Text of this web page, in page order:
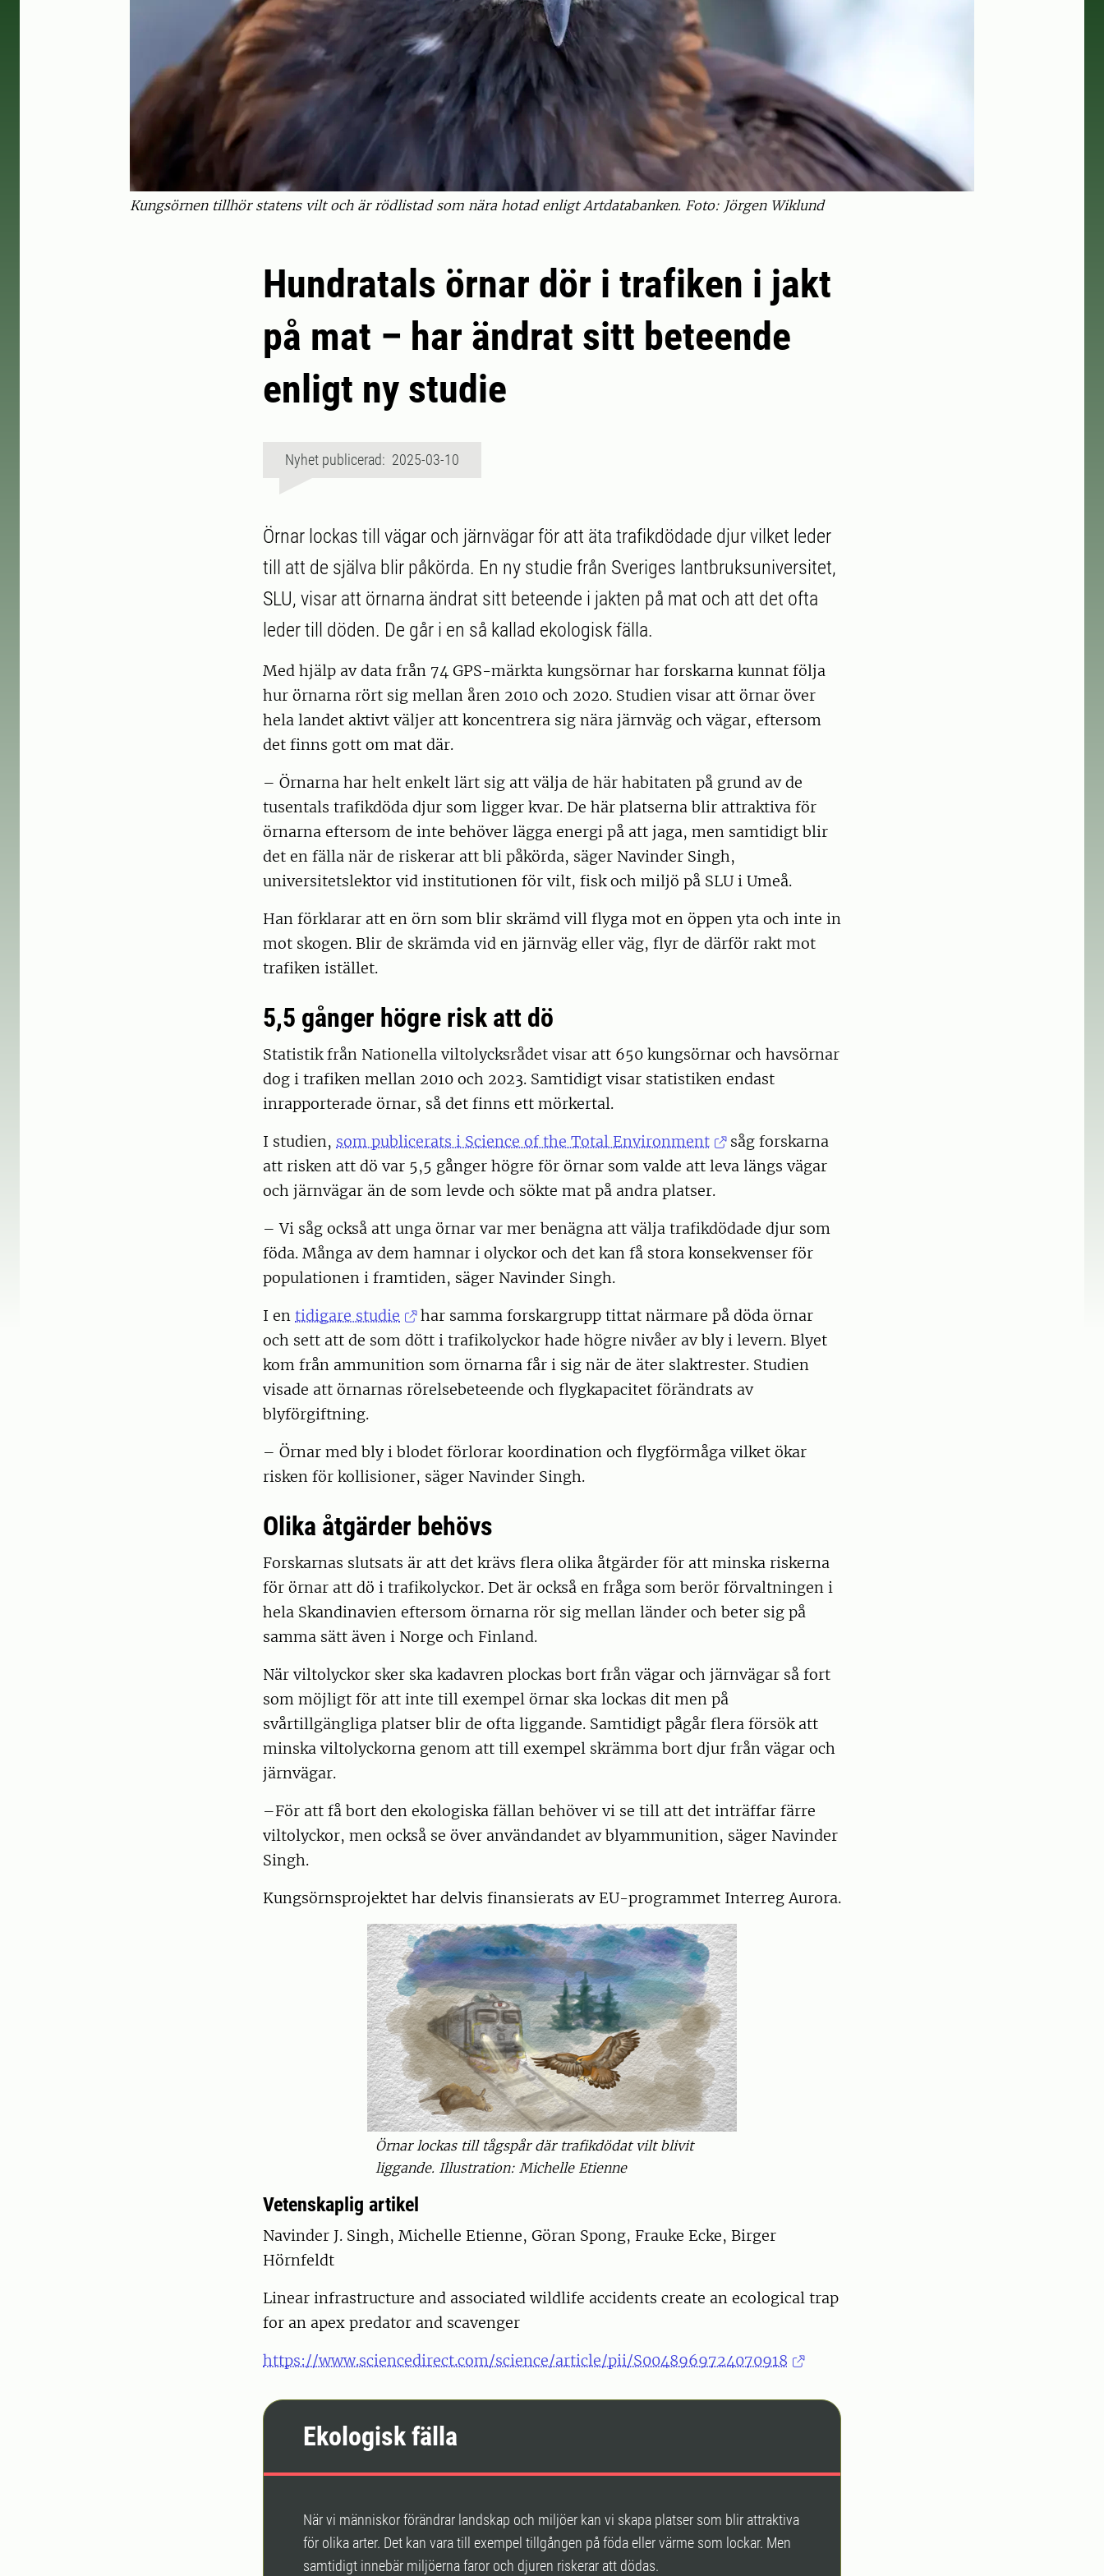
Kungsörnen tillhör statens vilt och är rödlistad som nära hotad enligt Artdatabanken. Foto: Jörgen Wiklund
Hundratals örnar dör i trafiken i jakt
på mat – har ändrat sitt beteende
enligt ny studie
Nyhet publicerad: 2025-03-10
Örnar lockas till vägar och järnvägar för att äta trafikdödade djur vilket leder
till att de själva blir påkörda. En ny studie från Sveriges lantbruksuniversitet,
SLU, visar att örnarna ändrat sitt beteende i jakten på mat och att det ofta
leder till döden. De går i en så kallad ekologisk fälla.
Med hjälp av data från 74 GPS-märkta kungsörnar har forskarna kunnat följa
hur örnarna rört sig mellan åren 2010 och 2020. Studien visar att örnar över
hela landet aktivt väljer att koncentrera sig nära järnväg och vägar, eftersom
det finns gott om mat där.
– Örnarna har helt enkelt lärt sig att välja de här habitaten på grund av de
tusentals trafikdöda djur som ligger kvar. De här platserna blir attraktiva för
örnarna eftersom de inte behöver lägga energi på att jaga, men samtidigt blir
det en fälla när de riskerar att bli påkörda, säger Navinder Singh,
universitetslektor vid institutionen för vilt, fisk och miljö på SLU i Umeå.
Han förklarar att en örn som blir skrämd vill flyga mot en öppen yta och inte in
mot skogen. Blir de skrämda vid en järnväg eller väg, flyr de därför rakt mot
trafiken istället.
5,5 gånger högre risk att dö
Statistik från Nationella viltolycksrådet visar att 650 kungsörnar och havsörnar
dog i trafiken mellan 2010 och 2023. Samtidigt visar statistiken endast
inrapporterade örnar, så det finns ett mörkertal.
I studien, som publicerats i Science of the Total Environment
såg forskarna
att risken att dö var 5,5 gånger högre för örnar som valde att leva längs vägar
och järnvägar än de som levde och sökte mat på andra platser.
– Vi såg också att unga örnar var mer benägna att välja trafikdödade djur som
föda. Många av dem hamnar i olyckor och det kan få stora konsekvenser för
populationen i framtiden, säger Navinder Singh.
I en tidigare studie
har samma forskargrupp tittat närmare på döda örnar
och sett att de som dött i trafikolyckor hade högre nivåer av bly i levern. Blyet
kom från ammunition som örnarna får i sig när de äter slaktrester. Studien
visade att örnarnas rörelsebeteende och flygkapacitet förändrats av
blyförgiftning.
– Örnar med bly i blodet förlorar koordination och flygförmåga vilket ökar
risken för kollisioner, säger Navinder Singh.
Olika åtgärder behövs
Forskarnas slutsats är att det krävs flera olika åtgärder för att minska riskerna
för örnar att dö i trafikolyckor. Det är också en fråga som berör förvaltningen i
hela Skandinavien eftersom örnarna rör sig mellan länder och beter sig på
samma sätt även i Norge och Finland.
När viltolyckor sker ska kadavren plockas bort från vägar och järnvägar så fort
som möjligt för att inte till exempel örnar ska lockas dit men på
svårtillgängliga platser blir de ofta liggande. Samtidigt pågår flera försök att
minska viltolyckorna genom att till exempel skrämma bort djur från vägar och
järnvägar.
–För att få bort den ekologiska fällan behöver vi se till att det inträffar färre
viltolyckor, men också se över användandet av blyammunition, säger Navinder
Singh.
Kungsörnsprojektet har delvis finansierats av EU-programmet Interreg Aurora.
Örnar lockas till tågspår där trafikdödat vilt blivit
liggande. Illustration: Michelle Etienne
Vetenskaplig artikel
Navinder J. Singh, Michelle Etienne, Göran Spong, Frauke Ecke, Birger
Hörnfeldt
Linear infrastructure and associated wildlife accidents create an ecological trap
for an apex predator and scavenger
https://www.sciencedirect.com/science/article/pii/S0048969724070918
Ekologisk fälla
När vi människor förändrar landskap och miljöer kan vi skapa platser som blir attraktiva
för olika arter. Det kan vara till exempel tillgången på föda eller värme som lockar. Men
samtidigt innebär miljöerna faror och djuren riskerar att dödas.